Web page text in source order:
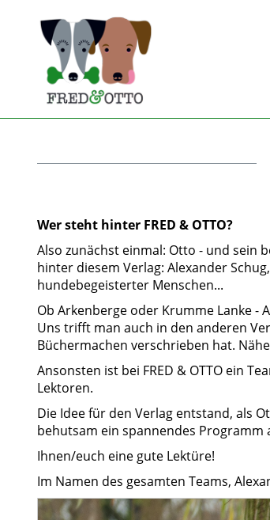
Wer steht hinter FRED & OTTO?
Also zunächst einmal: Otto - und sein
hinter diesem Verlag: Alexander
hundebegeisterter Menschen...
Ob Arkenberge oder Krumme Lanke -
Uns trifft man auch in den anderen
Büchermachen verschrieben hat.
Ansonsten ist bei FRED & OTTO ein
Lektoren.
Die Idee für den Verlag entstand, als
behutsam ein spannendes
Ihnen/euch eine gute Lektüre!
Im Namen des gesamten Teams,